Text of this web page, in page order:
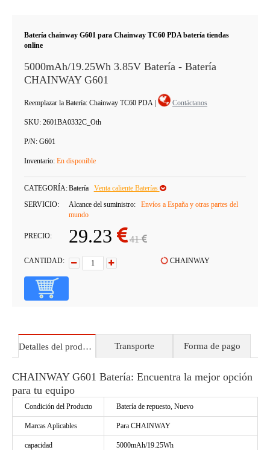
Batería chainway G601 para Chainway TC60 PDA batería tiendas
online
5000mAh/19.25Wh 3.85V Batería - Batería
CHAINWAY G601
Reemplazar la Batería: Chainway TC60 PDA | Contáctanos
SKU: 2601BA0332C_Oth
P/N: G601
Inventario: En disponible
CATEGORÍA:Batería
Venta caliente Baterías
SERVICIO:
Alcance del suministro:
Envíos a España y otras partes del
mundo
PRECIO: 29.23 41
CANTIDAD: CHAINWAY
Detalles del producto Transporte Forma de pago
CHAINWAY G601 Batería: Encuentra la mejor opción
para tu equipo
Condición del Producto Batería de repuesto, Nuevo
Marcas Aplicables Para CHAINWAY
capacidad 5000mAh/19.25Wh